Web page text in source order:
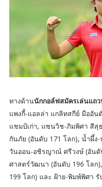
ทางด้านนักกอล์ฟสมัครเล่นแถ
แพงกี้-แอลล่า แกลิทสกีย์ มืออัน
แชมป์เก่า, แซนวิช-ภิมพิศา สีสุ
กันภัย (อันดับ 171 โลก), น้ำผึ้
วันออน-อชิรญาณ์ ศรีวงษ์ (อัน
ศาสตร์วัฒนา (อันดับ 196 โลก
199 โลก) และ ฝ้าย-พิมพ์พิศา